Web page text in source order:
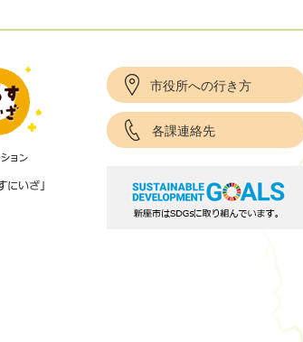
市役所への行き方
各課連絡先